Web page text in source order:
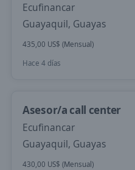
Ecufinancar
Guayaquil, Guayas
435,00 US$ (Mensual)
Hace 4 días
Asesor/a call center
Ecufinancar
Guayaquil, Guayas
430,00 US$ (Mensual)